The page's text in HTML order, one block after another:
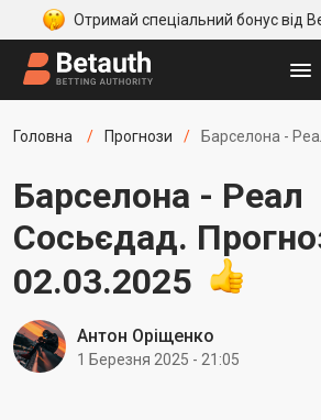
Отримай спеціальний бонус від
Головна Прогнози Барселона -
Барселона - Реал
Сосьєдад.
02.03.2025
Антон Оріщенко
1 Березня 2025 - 21:05